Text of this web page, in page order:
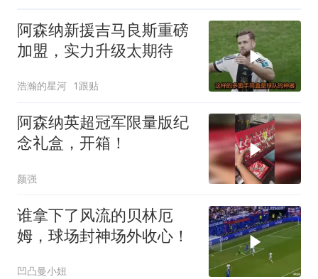
阿森纳新援吉马良斯重磅
加盟，实力升级太期待
浩瀚的星河 1跟贴
阿森纳英超冠军限量版纪
念礼盒，开箱！
颜强
谁拿下了风流的贝林厄
姆，球场封神场外收心！
凹凸曼小妞